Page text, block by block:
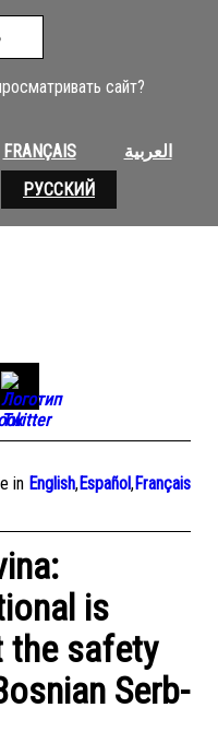
сайт?
FRANÇAIS
العربية
РУССКИЙ
in English,Español,Français
is
the safety
Serb-